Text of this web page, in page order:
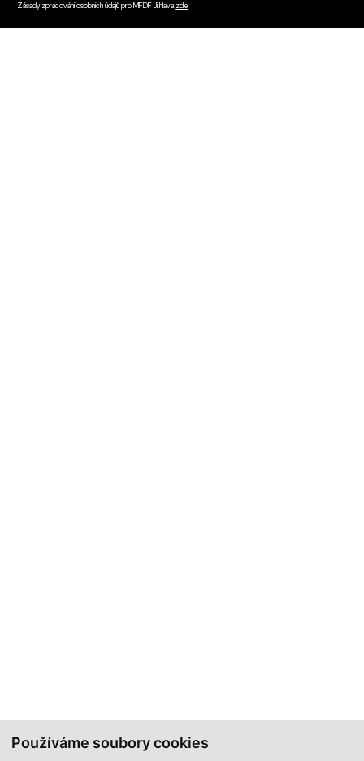
Používáme soubory cookies
Zásady zpracování osobních údajů pro MFDF Ji.hlava zde